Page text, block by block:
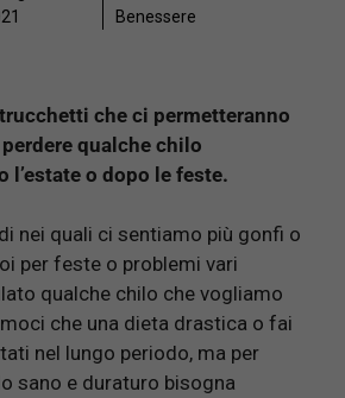
Benessere
che ci permetteranno
qualche chilo
l’estate o dopo le feste.
nei quali ci sentiamo più gonfi o
per feste o problemi vari
qualche chilo che vogliamo
che una dieta drastica o fai
nel lungo periodo, ma per
sano e duraturo bisogna